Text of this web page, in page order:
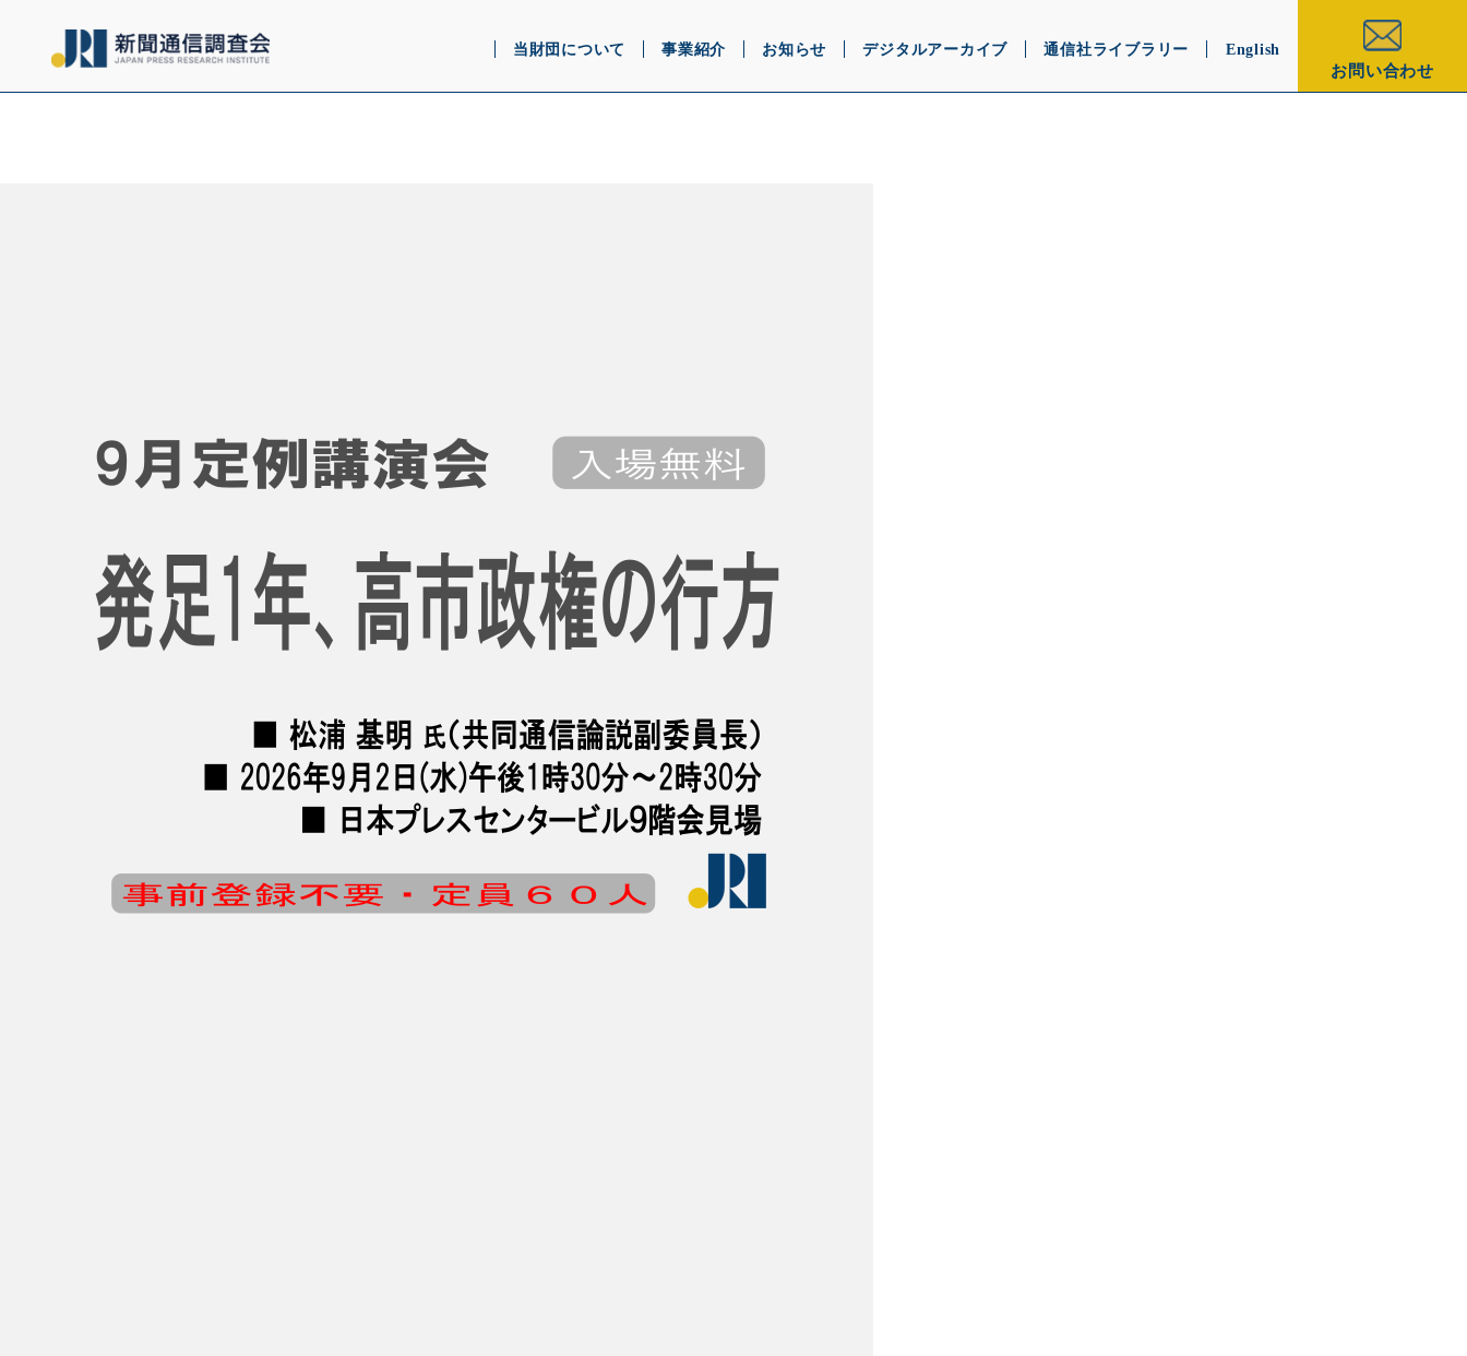
当財団について 事業紹介 お知らせ デジタルアーカイブ 通信社ライブラリー
English
お問い合わせ